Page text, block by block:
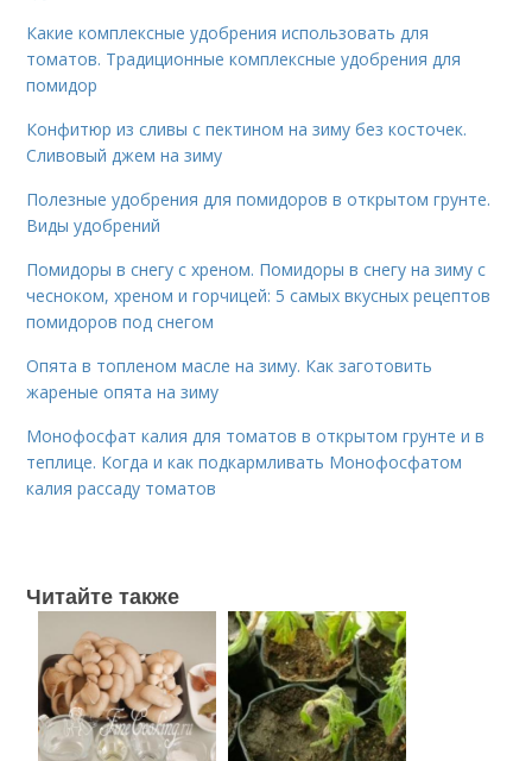
Какие комплексные удобрения использовать для
томатов. Традиционные комплексные удобрения для
помидор
Конфитюр из сливы с пектином на зиму без косточек.
Сливовый джем на зиму
Полезные удобрения для помидоров в открытом грунте.
Виды удобрений
Помидоры в снегу с хреном. Помидоры в снегу на зиму с
чесноком, хреном и горчицей: 5 самых вкусных рецептов
помидоров под снегом
Опята в топленом масле на зиму. Как заготовить
жареные опята на зиму
Монофосфат калия для томатов в открытом грунте и в
теплице. Когда и как подкармливать Монофосфатом
калия рассаду томатов
Читайте также